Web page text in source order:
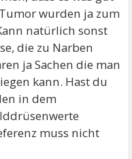
wurden ja zum
natürlich sonst
die zu Narben
ja Sachen die man
kann. Hast du
in dem
muss nicht